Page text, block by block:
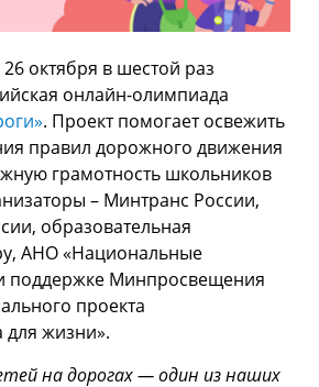
октября в шестой раз
онлайн-олимпиада
. Проект помогает освежить
правил дорожного движения
грамотность школьников
– Минтранс России,
образовательная
АНО «Национальные
поддержке Минпросвещения
проекта
для жизни».
на дорогах — один из наших